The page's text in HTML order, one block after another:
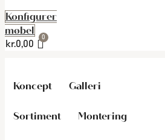
Konfigurer
møbel
kr.0,00
Koncept Galleri
Sortiment Montering